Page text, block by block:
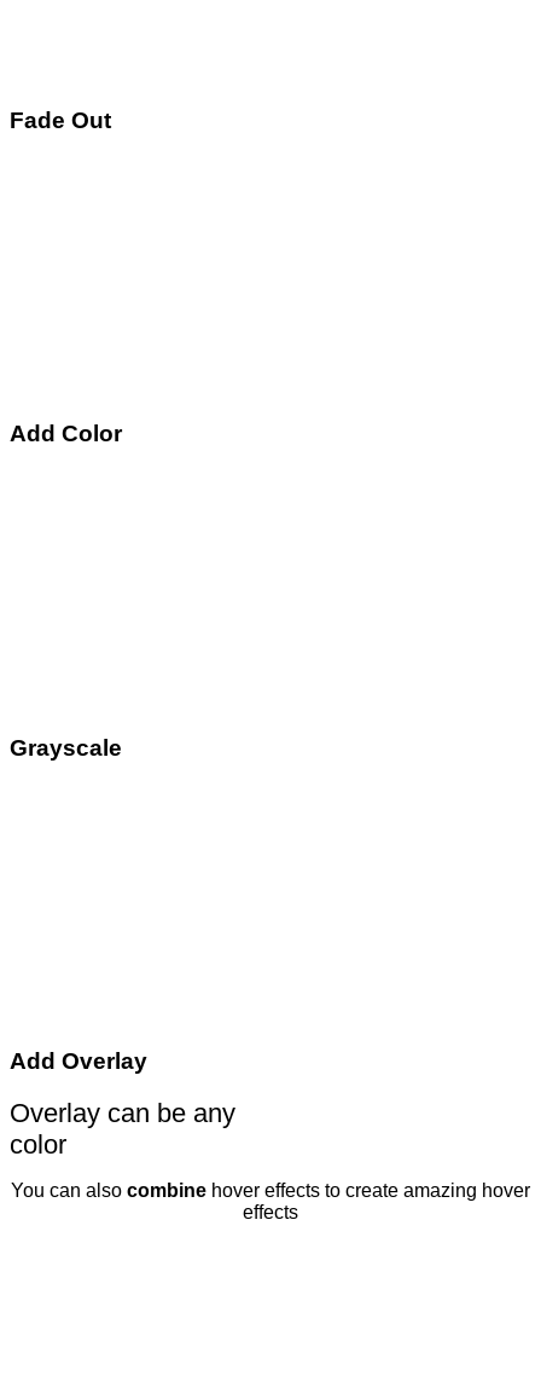
Fade Out
Add Color
Grayscale
Add Overlay
Overlay can be any
color
You can also combine hover effects to create amazing hover
effects